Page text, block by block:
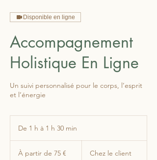
Disponible en ligne
Accompagnement
Holistique En Ligne
Un suivi personnalisé pour le corps, l’esprit
De 1 h à 1 h 30 min
partirÀ partir de 75 € Chez le client